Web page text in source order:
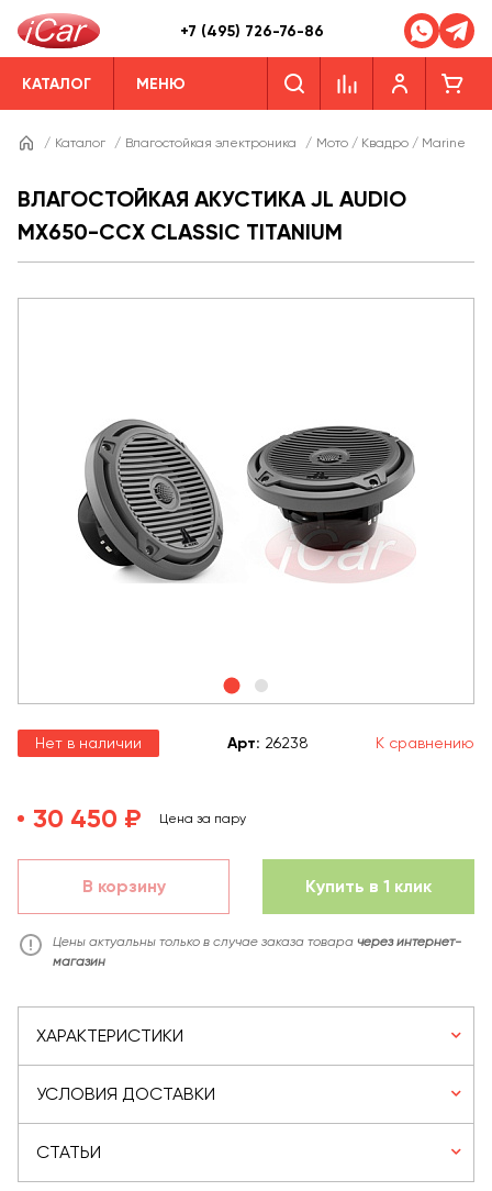
+7 (495) 726-76-86
КАТАЛОГ МЕНЮ
/ Каталог / Влагостойкая электроника / Мото / Квадро / Marine
ВЛАГОСТОЙКАЯ АКУСТИКА JL AUDIO
MX650-CCX CLASSIC TITANIUM
Нет в наличии Арт: 26238 К сравнению
30 450 ₽ Цена за пару
В корзину Купить в 1 клик
Цены актуальны только в случае заказа товара через интернет-
магазин
ХАРАКТЕРИСТИКИ
УСЛОВИЯ ДОСТАВКИ
СТАТЬИ